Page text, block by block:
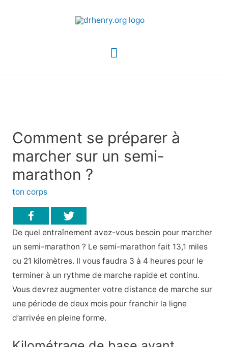
Menu
Comment se préparer à
marcher sur un semi-
marathon ?
ton corps
De quel entraînement avez-vous besoin pour marcher
un semi-marathon ? Le semi-marathon fait 13,1 miles
ou 21 kilomètres. Il vous faudra 3 à 4 heures pour le
terminer à un rythme de marche rapide et continu.
Vous devrez augmenter votre distance de marche sur
une période de deux mois pour franchir la ligne
d’arrivée en pleine forme.